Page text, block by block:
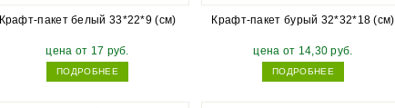
Крафт-пакет белый 33*22*9 (см)
цена от 17 руб.
ПОДРОБНЕЕ
Крафт-пакет бурый 32*32*18 (см)
цена от 14,30 руб.
ПОДРОБНЕЕ